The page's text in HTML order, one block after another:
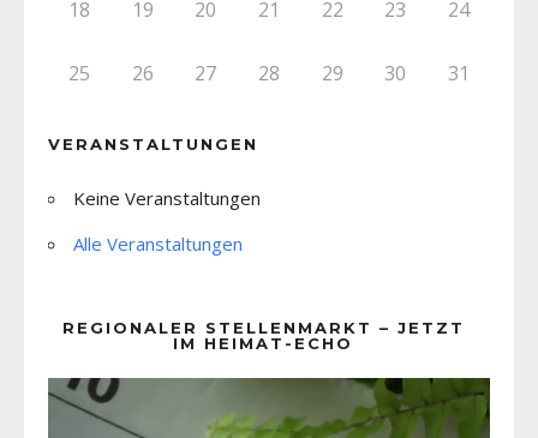
18 19 20 21 22 23 24
25 26 27 28 29 30 31
VERANSTALTUNGEN
Keine Veranstaltungen
Alle Veranstaltungen
REGIONALER STELLENMARKT – JETZT
IM HEIMAT-ECHO